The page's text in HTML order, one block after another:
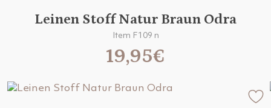
Leinen Stoff Natur Braun Odra
Item F109 n
19,95€